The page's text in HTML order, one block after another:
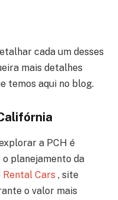
cada um desses
mais detalhes
temos aqui no blog.
a PCH é
planejamento da
Rental Cars , site
o valor mais